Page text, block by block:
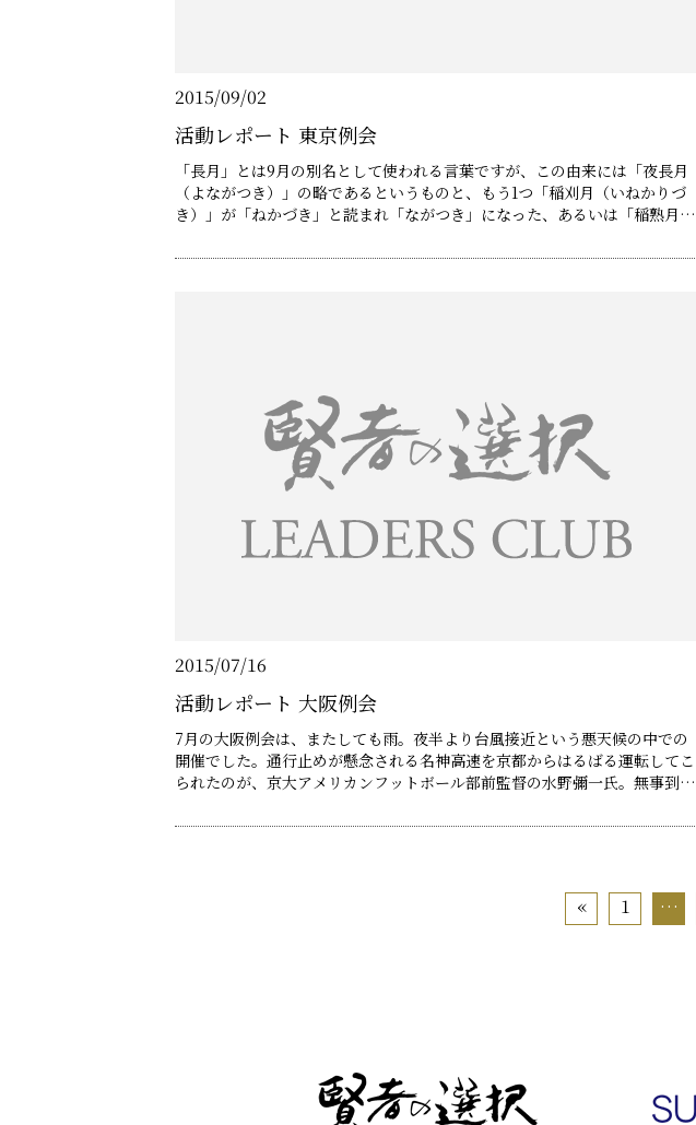
2015/09/02
活動レポート 東京例会
「長月」とは9月の別名として使われる言葉ですが、この由来には「夜長月
（よながつき）」の略であるというものと、もう1つ「稲刈月（いねかりづ
き）」が「ねかづき」と読まれ「ながつき」になった、あるいは「稲熟月
回目を迎えた今回の東京例会では、ゲスト講演のC Channel森川社長（LIN
2015/07/16
活動レポート 大阪例会
7月の大阪例会は、またしても雨。夜半より台風接近という悪天候の中での
開催でした。通行止めが懸念される名神高速を京都からはるばる運転してこ
られたのが、京大アメリカンフットボール部前監督の水野彌一氏。無事到着
場入りしてくださいました。当日は「一つのことに一流になれ！」というサ
« 1 …